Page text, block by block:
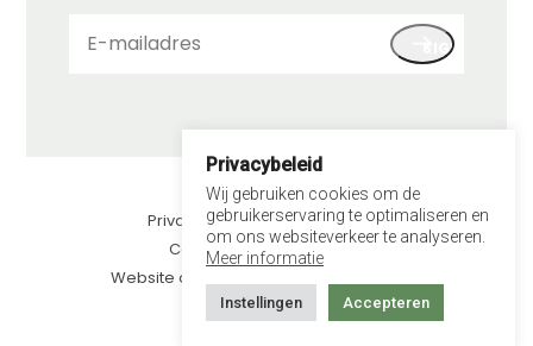
SIGN UP
© 2026 LEV
Privacybeleid
Contact
Website door kawee.nl
Privacybeleid
Wij gebruiken cookies om de
gebruikerservaring te optimaliseren en
om ons websiteverkeer te analyseren.
Meer informatie
Instellingen Accepteren